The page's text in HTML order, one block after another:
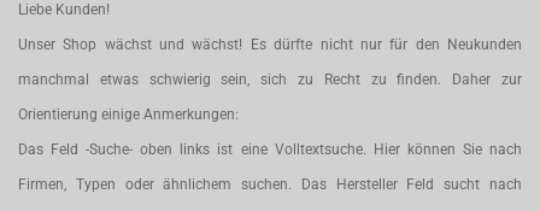
Liebe Kunden!
Unser Shop wächst und wächst! Es dürfte nicht nur für den Neukunden
manchmal etwas schwierig sein, sich zu Recht zu finden. Daher zur
Orientierung einige Anmerkungen:
Das Feld -Suche- oben links ist eine Volltextsuche. Hier können Sie nach
Firmen, Typen oder ähnlichem suchen. Das Hersteller Feld sucht nach